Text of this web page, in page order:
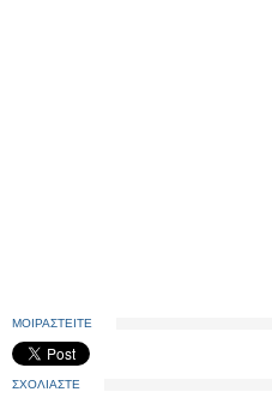
ΜΟΙΡΑΣΤΕΙΤΕ
ΣΧΟΛΙΑΣΤΕ